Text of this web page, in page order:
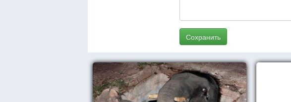
Сохранить